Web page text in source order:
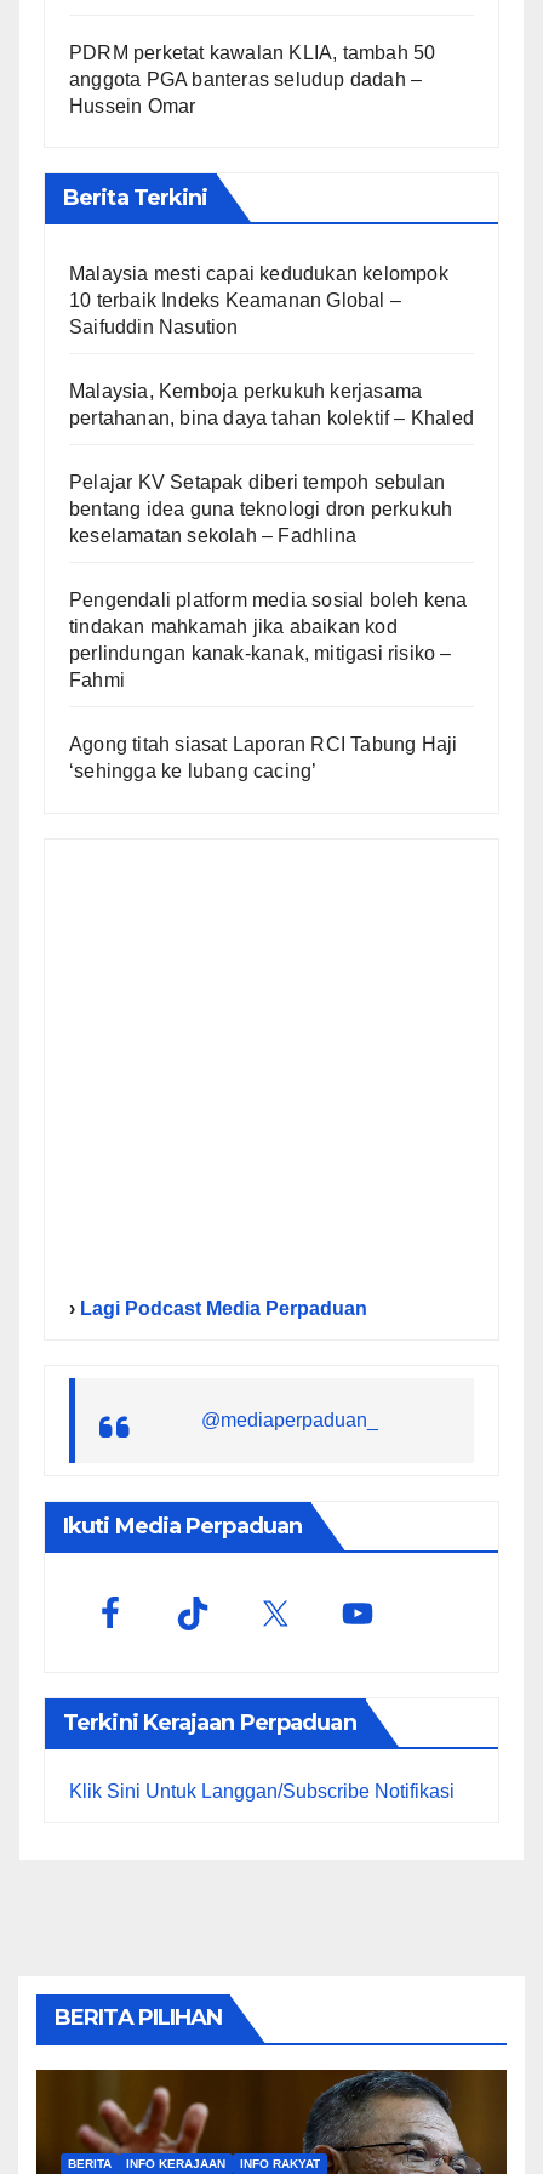
PDRM perketat kawalan KLIA, tambah 50
anggota PGA banteras seludup dadah –
Hussein Omar
Berita Terkini
Malaysia mesti capai kedudukan kelompok
10 terbaik Indeks Keamanan Global –
Saifuddin Nasution
Malaysia, Kemboja perkukuh kerjasama
pertahanan, bina daya tahan kolektif – Khaled
Pelajar KV Setapak diberi tempoh sebulan
bentang idea guna teknologi dron perkukuh
keselamatan sekolah – Fadhlina
Pengendali platform media sosial boleh kena
tindakan mahkamah jika abaikan kod
perlindungan kanak-kanak, mitigasi risiko –
Fahmi
Agong titah siasat Laporan RCI Tabung Haji
‘sehingga ke lubang cacing’
› Lagi Podcast Media Perpaduan
@mediaperpaduan_
Ikuti Media Perpaduan
Terkini Kerajaan Perpaduan
Klik Sini Untuk Langgan/Subscribe Notifikasi
BERITA PILIHAN
BERITA INFO KERAJAAN INFO RAKYAT